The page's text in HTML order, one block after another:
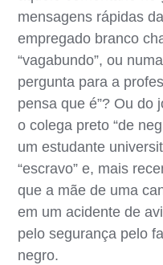
mensagens rápidas
empregado branco
“vagabundo”, ou
pergunta para a
pensa que é”? Ou do
o colega preto “de
um estudante
“escravo” e, mais
que a mãe de uma
em um acidente de
pelo segurança pelo
negro.